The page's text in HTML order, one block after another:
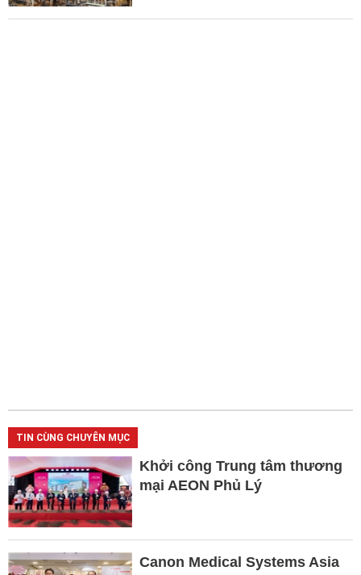
TIN CÙNG CHUYÊN MỤC
Khởi công Trung tâm thương
mại AEON Phủ Lý
Canon Medical Systems Asia